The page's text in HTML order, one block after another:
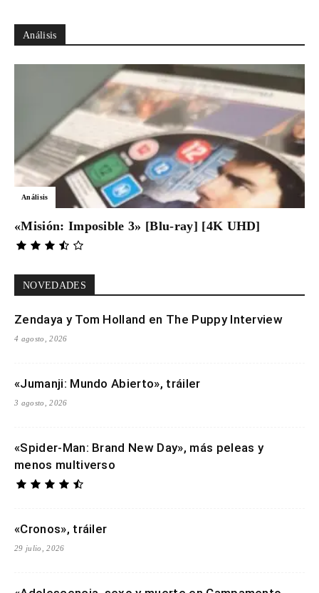
Análisis
Análisis
«Misión: Imposible 3» [Blu-ray] [4K UHD]
NOVEDADES
Zendaya y Tom Holland en The Puppy Interview
4 agosto, 2026
«Jumanji: Mundo Abierto», tráiler
3 agosto, 2026
«Spider-Man: Brand New Day», más peleas y
menos multiverso
«Cronos», tráiler
29 julio, 2026